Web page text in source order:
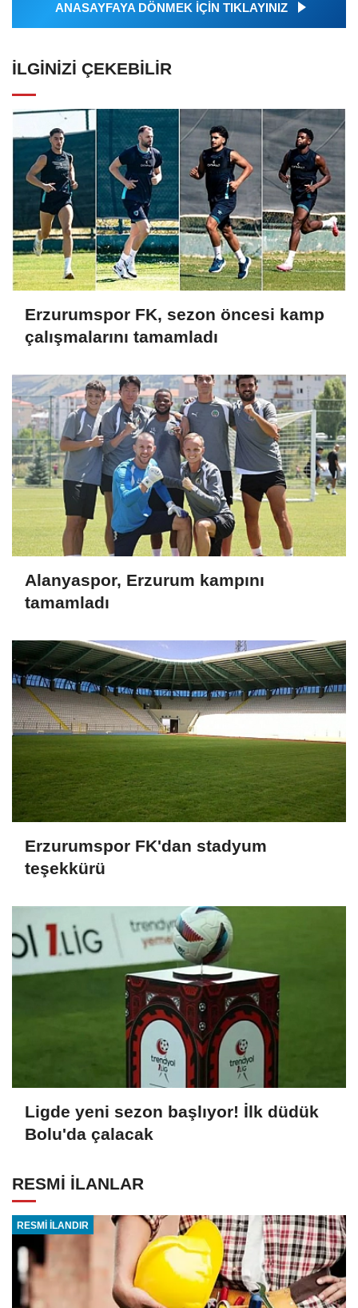
ANASAYFAYA DÖNMEK İÇİN TIKLAYINIZ
İLGINIZI ÇEKEBILIR
Erzurumspor FK, sezon öncesi kamp
çalışmalarını tamamladı
Alanyaspor, Erzurum kampını
tamamladı
Erzurumspor FK'dan stadyum
teşekkürü
Ligde yeni sezon başlıyor! İlk düdük
Bolu'da çalacak
RESMİ İLANLAR
RESMİ İLANDIR